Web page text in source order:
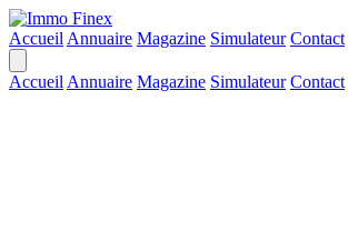
Accueil Annuaire Magazine Simulateur Contact
Accueil Annuaire Magazine Simulateur Contact